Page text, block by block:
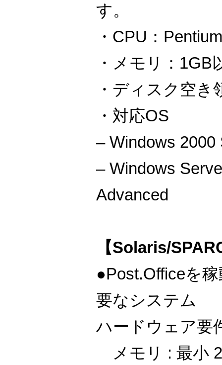
す。
・CPU：
・メモリ：1GB
・ディスク空き
・対応OS
– Windows 2000
– Windows
Advanced
【Solaris/
●Post.Officeを
要なシステム
ハードウェア要
メモリ : 最小